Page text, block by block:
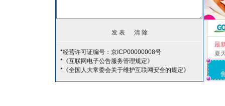
*经营许可证编号：京ICP00000008号
*《互联网电子公告服务管理规定》
*《全国人大常委会关于维护互联网安全的规定》
最
夏